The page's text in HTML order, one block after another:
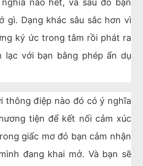
nào hết, và sau đó bạn
gì. Dạng khác sâu sắc hơn vì
ký ức trong tâm rồi phát ra
lạc với bạn bằng phép ẩn dụ
thông điệp nào đó có ý nghĩa
tiện để kết nối cảm xúc
giấc mơ đó bạn cảm nhận
đang khai mở. Và bạn sẽ